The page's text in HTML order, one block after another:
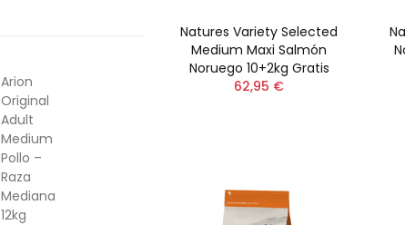
Natures Variety Selected
Medium Maxi Salmón
Noruego 10+2kg Gratis
62,95 €
Arion
Original
Adult
Medium
Pollo –
Raza
Mediana
12kg